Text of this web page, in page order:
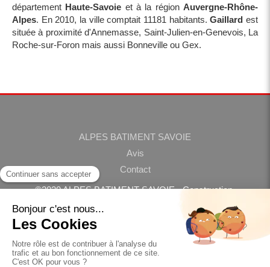
département Haute-Savoie et à la régionAuvergne-Rhône-
Alpes. En 2010, la ville comptait 11181 habitants.Gaillard est
située à proximité d'Annemasse, Saint-Julien-en-Genevois, La
Roche-sur-Foron mais aussi Bonneville ou Gex.
ALPES BATIMENT SAVOIE
Avis
Contact
©2020 ALPES BATIMENT SAVOIE - Construction,
Mentions légales